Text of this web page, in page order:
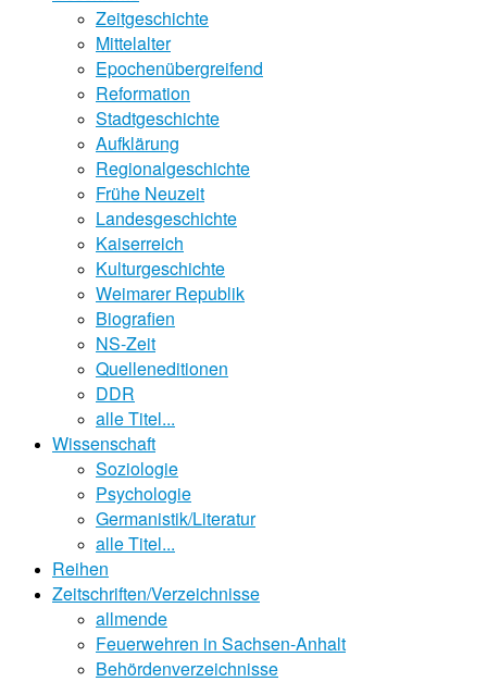
Zeitgeschichte
Mittelalter
Epochenübergreifend
Reformation
Stadtgeschichte
Aufklärung
Regionalgeschichte
Frühe Neuzeit
Landesgeschichte
Kaiserreich
Kulturgeschichte
Weimarer Republik
Biografien
NS-Zeit
Quelleneditionen
DDR
alle Titel...
Wissenschaft
Soziologie
Psychologie
Germanistik/Literatur
alle Titel...
Reihen
Zeitschriften/Verzeichnisse
allmende
Feuerwehren in Sachsen-Anhalt
Behördenverzeichnisse